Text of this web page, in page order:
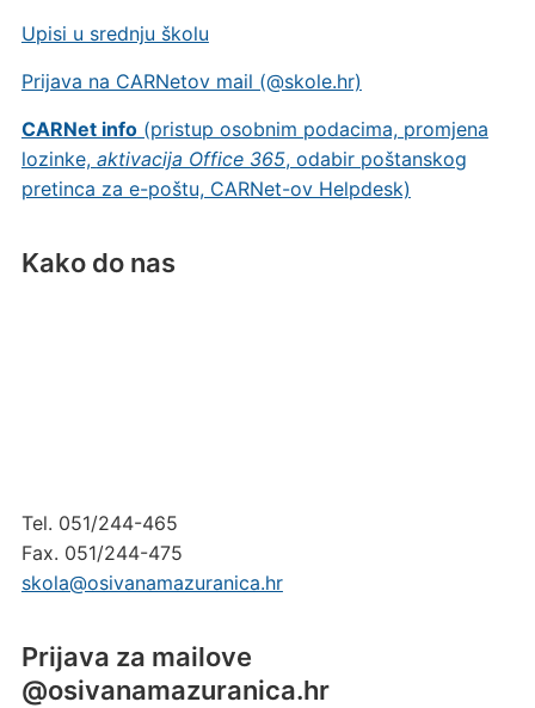
Upisi u srednju školu
Prijava na CARNetov mail (@skole.hr)
CARNet info(pristup osobnim podacima, promjena
lozinke, aktivacija Office 365, odabir poštanskog
pretinca za e-poštu, CARNet-ov Helpdesk)
Kako do nas
Tel. 051/244-465
Fax. 051/244-475
skola@osivanamazuranica.hr
Prijava za mailove
@osivanamazuranica.hr